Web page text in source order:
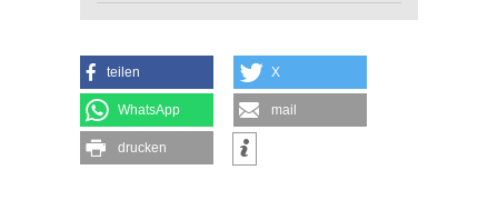
teilen X
WhatsApp mail
drucken